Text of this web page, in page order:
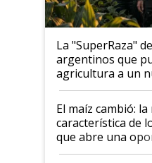
La "SuperRaza"
argentinos que
agricultura a un
posibilidades de
infinitas"
El maíz cambió: la
característica de
que abre una
el lote